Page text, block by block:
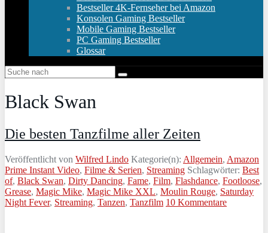
Bestseller 4K-Fernseher bei Amazon
Konsolen Gaming Bestseller
Mobile Gaming Bestseller
PC Gaming Bestseller
Glossar
Black Swan
Die besten Tanzfilme aller Zeiten
Veröffentlicht von Wilfred Lindo Kategorie(n): Allgemein, Amazon
Prime Instant Video, Filme & Serien, Streaming Schlagwörter: Best
of, Black Swan, Dirty Dancing, Fame, Film, Flashdance, Footloose,
Grease, Magic Mike, Magic Mike XXL, Moulin Rouge, Saturday
Night Fever, Streaming, Tanzen, Tanzfilm 10 Kommentare